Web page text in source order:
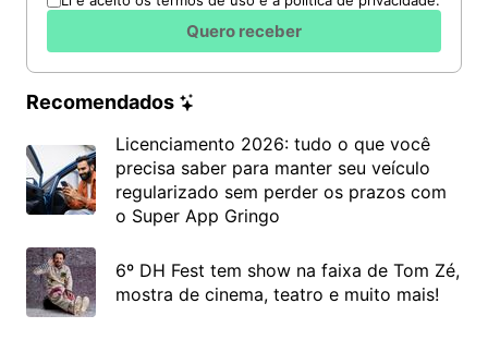
Quero receber
Recomendados
Licenciamento 2026: tudo o que você
precisa saber para manter seu veículo
regularizado sem perder os prazos com
o Super App Gringo
6º DH Fest tem show na faixa de Tom Zé,
mostra de cinema, teatro e muito mais!